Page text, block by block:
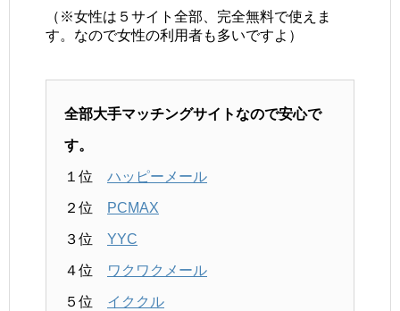
（※女性は５サイト全部、完全無料で使えま
す。なので女性の利用者も多いですよ）
全部大手マッチングサイトなので安心で
す。
１位 ハッピーメール
２位 PCMAX
３位 YYC
４位 ワクワクメール
５位 イククル